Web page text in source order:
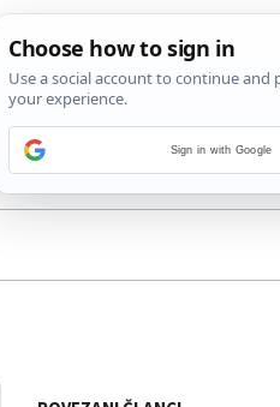
Sign in with Google